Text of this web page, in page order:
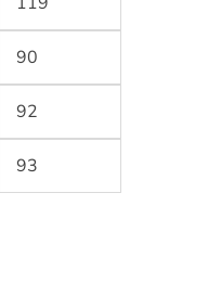
90
92
93